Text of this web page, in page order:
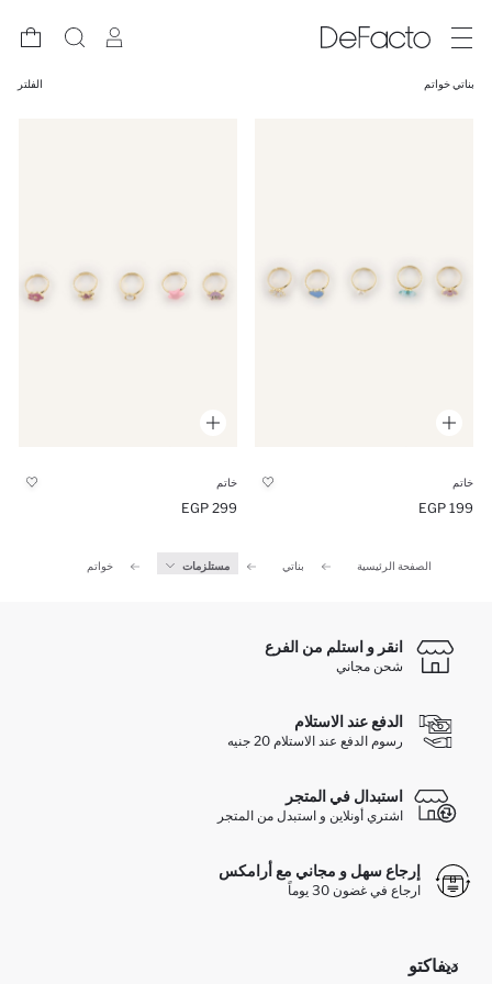
بناتي خواتم الفلتر
خاتم
199 EGP
خاتم
299 EGP
الصفحة الرئيسية بناتي مستلزمات خواتم
انقر و استلم من الفرع
شحن مجاني
الدفع عند الاستلام
رسوم الدفع عند الاستلام 20 جنيه
استبدال في المتجر
اشتري أونلاين و استبدل من المتجر
إرجاع سهل و مجاني مع أرامكس
ارجاع في غضون 30 يوماً
ديفاكتو